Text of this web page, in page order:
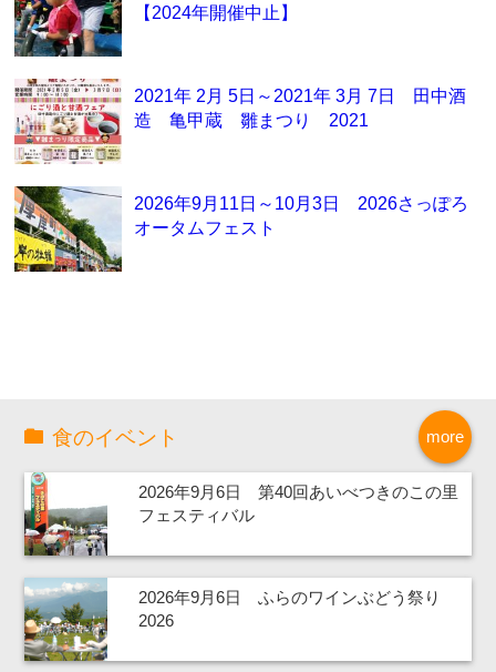
【2024年開催中止】
2021年 2月 5日～2021年 3月 7日 田中酒
造 亀甲蔵 雛まつり 2021
2026年9月11日～10月3日 2026さっぽろ
オータムフェスト
more
食のイベント
2026年9月6日 第40回あいべつきのこの里
フェスティバル
2026年9月6日 ふらのワインぶどう祭り
2026